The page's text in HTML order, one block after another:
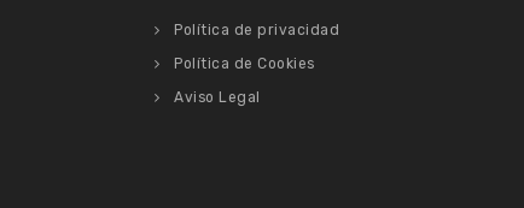
Política de privacidad
Política de Cookies
Aviso Legal